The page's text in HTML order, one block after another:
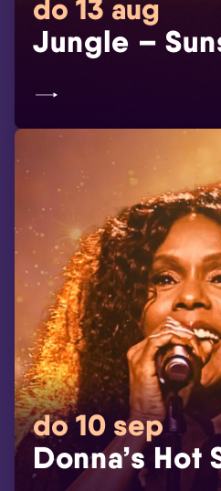
do 13 aug
Jungle –
do 10 sep
Donna’s Hot